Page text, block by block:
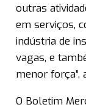
outras
em serviços,
indústria de
vagas, e
menor força”,
O Boletim